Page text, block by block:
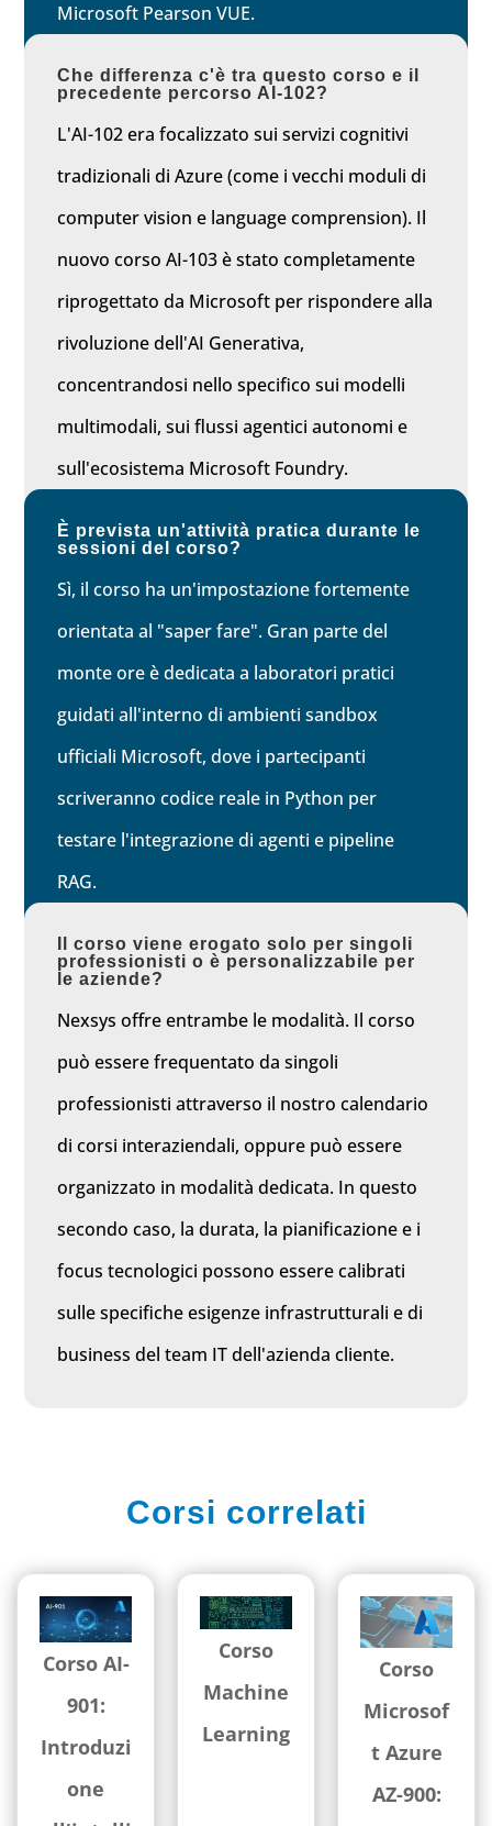
Microsoft Pearson VUE.
Che differenza c'è tra questo corso e il
precedente percorso AI-102?
L'AI-102 era focalizzato sui servizi cognitivi
tradizionali di Azure (come i vecchi moduli di
computer vision e language comprension). Il
nuovo corso AI-103 è stato completamente
riprogettato da Microsoft per rispondere alla
rivoluzione dell'AI Generativa,
concentrandosi nello specifico sui modelli
multimodali, sui flussi agentici autonomi e
sull'ecosistema Microsoft Foundry.
È prevista un'attività pratica durante le
sessioni del corso?
Sì, il corso ha un'impostazione fortemente
orientata al "saper fare". Gran parte del
monte ore è dedicata a laboratori pratici
guidati all'interno di ambienti sandbox
ufficiali Microsoft, dove i partecipanti
scriveranno codice reale in Python per
testare l'integrazione di agenti e pipeline
RAG.
Il corso viene erogato solo per singoli
professionisti o è personalizzabile per
le aziende?
Nexsys offre entrambe le modalità. Il corso
può essere frequentato da singoli
professionisti attraverso il nostro calendario
di corsi interaziendali, oppure può essere
organizzato in modalità dedicata. In questo
secondo caso, la durata, la pianificazione e i
focus tecnologici possono essere calibrati
sulle specifiche esigenze infrastrutturali e di
business del team IT dell'azienda cliente.
Corsi correlati
Corso AI-
901:
Introduzi
one
Corso
Machine
Learning
Corso
Microsof
t Azure
AZ-900: